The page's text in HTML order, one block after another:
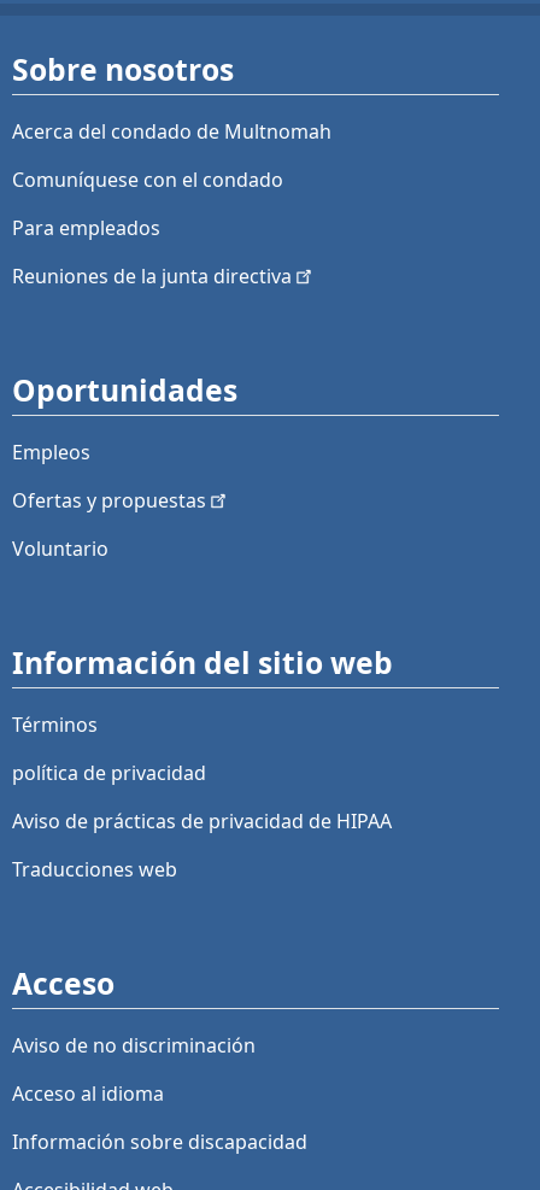
Sobre nosotros
Acerca del condado de Multnomah
Comuníquese con el condado
Para empleados
Reuniones de la junta directiva
Oportunidades
Empleos
Ofertas y propuestas
Voluntario
Información del sitio web
Términos
política de privacidad
Aviso de prácticas de privacidad de HIPAA
Traducciones web
Acceso
Aviso de no discriminación
Acceso al idioma
Información sobre discapacidad